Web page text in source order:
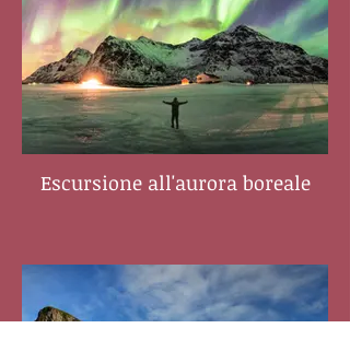
Escursione all'aurora boreale